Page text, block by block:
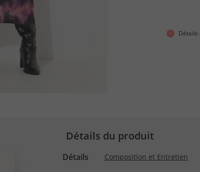
Détails
Détails du produit
Détails Composition et Entretien